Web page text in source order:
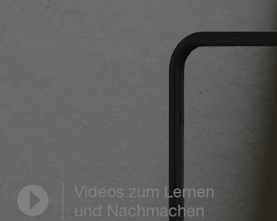
Videos zum Lernen
und Nachmachen